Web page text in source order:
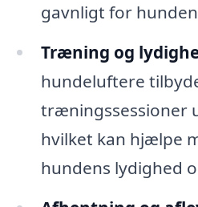
gavnligt for
Træning og
hundeluftere
træningssessioner
hvilket kan hjælpe
hundens lydighed